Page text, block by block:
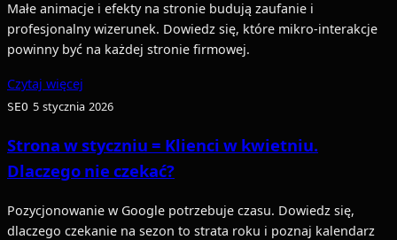
Małe animacje i efekty na stronie budują zaufanie i
profesjonalny wizerunek. Dowiedz się, które mikro-interakcje
powinny być na każdej stronie firmowej.
Czytaj więcej
SEO 5 stycznia 2026
Strona w styczniu = Klienci w kwietniu.
Dlaczego nie czekać?
Pozycjonowanie w Google potrzebuje czasu. Dowiedz się,
dlaczego czekanie na sezon to strata roku i poznaj kalendarz